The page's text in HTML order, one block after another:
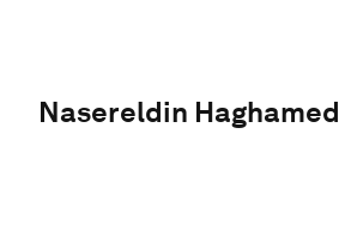
Nasereldin Haghamed